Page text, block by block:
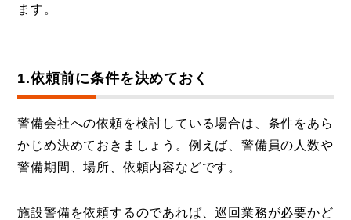
ます。
1.依頼前に条件を決めておく
警備会社への依頼を検討している場合は、条件をあら
かじめ決めておきましょう。例えば、警備員の人数や
警備期間、場所、依頼内容などです。
施設警備を依頼するのであれば、巡回業務が必要かど